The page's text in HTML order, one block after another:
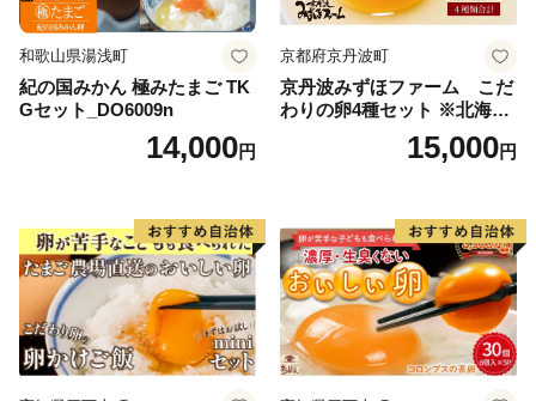
いて
の住所にお送りいたします。
発送の時期は、2週間～1ヵ月以内を目途に、お礼の特産
品とは別にお送りいたします。(年末年始を除く)
和歌山県湯浅町
紀の国みかん 極みたまご TK
Gセット_DO6009n
14,000円
京都府京丹波町
京丹波みずほファーム こだ
わりの卵4種セット ※北海
道・沖縄・その他離島は配送
15,000円